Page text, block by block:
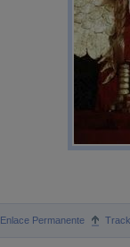
Enlace Permanente